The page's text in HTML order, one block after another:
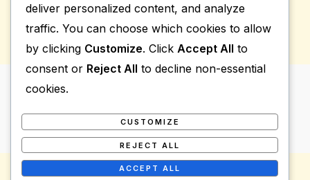
Terms & Conditions
Powered by Bio Group Tradings
deliver personalized content, and analyze
traffic. You can choose which cookies to allow
by clicking Customize. Click Accept All to
consent or Reject All to decline non-essential
cookies.
CUSTOMIZE
REJECT ALL
ACCEPT ALL